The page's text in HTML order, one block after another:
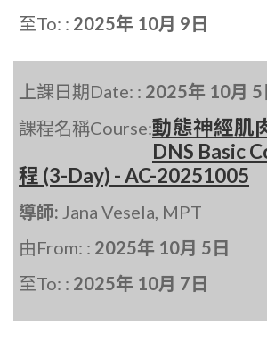
至To: : 2025年 10月 9日
上課日期Date: : 2025年 10月 5
課程名稱Course:動態神經肌
DNS Basic
程 (3-Day) - AC-20251005
導師: Jana Vesela, MPT
由From: : 2025年 10月 5日
至To: : 2025年 10月 7日